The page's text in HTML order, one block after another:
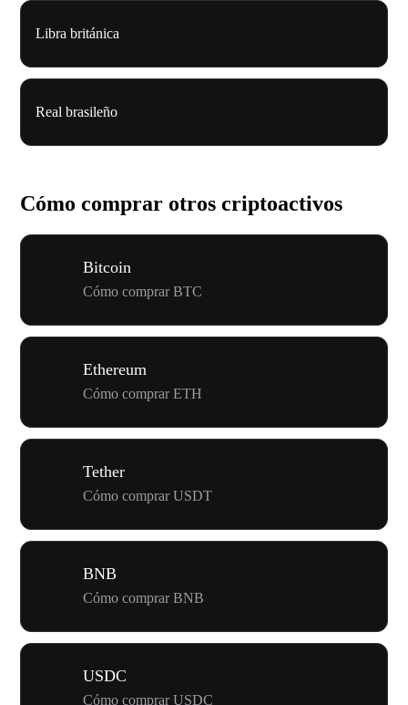
Libra británica
Real brasileño
Cómo comprar otros criptoactivos
Bitcoin
Cómo comprar BTC
Ethereum
Cómo comprar ETH
Tether
Cómo comprar USDT
BNB
Cómo comprar BNB
USDC
Cómo comprar USDC